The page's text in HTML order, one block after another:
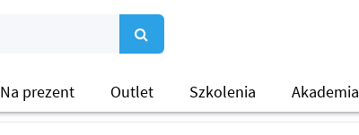
Na prezent Outlet Szkolenia Akademia